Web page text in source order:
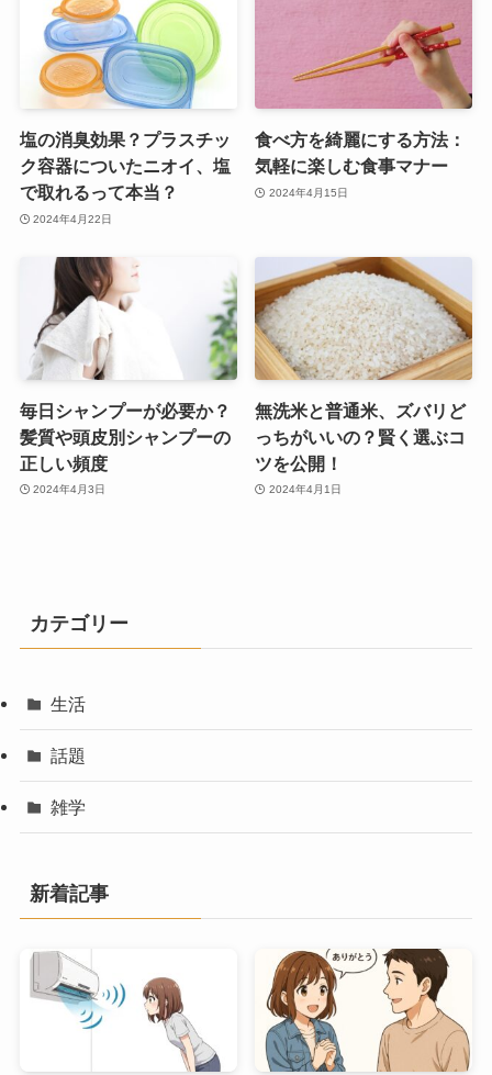
塩の消臭効果？プラスチッ
ク容器についたニオイ、塩
で取れるって本当？
2024年4月22日
食べ方を綺麗にする方法：
気軽に楽しむ食事マナー
2024年4月15日
毎日シャンプーが必要か？
髪質や頭皮別シャンプーの
正しい頻度
2024年4月3日
無洗米と普通米、ズバリど
っちがいいの？賢く選ぶコ
ツを公開！
2024年4月1日
カテゴリー
生活
話題
雑学
新着記事